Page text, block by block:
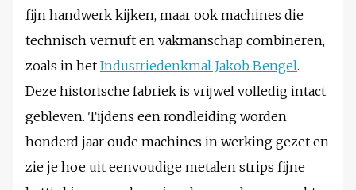
fijn handwerk kijken, maar ook machines die
technisch vernuft en vakmanschap combineren,
zoals in het Industriedenkmal Jakob Bengel.
Deze historische fabriek is vrijwel volledig intact
gebleven. Tijdens een rondleiding worden
honderd jaar oude machines in werking gezet en
zie je hoe uit eenvoudige metalen strips fijne